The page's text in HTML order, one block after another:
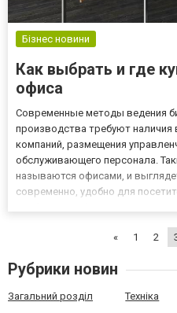
Бізнес новини
Как выбрать и где
офиса
Современные методы ведения
производства требуют наличия
компаний, размещения
обслуживающего персонала.
называются офисами, и
современно, удобно для
http://www.merx.ua/kabinet-i-ofis/.
« 1 2
Рубрики новин
Загальний розділ Техніка